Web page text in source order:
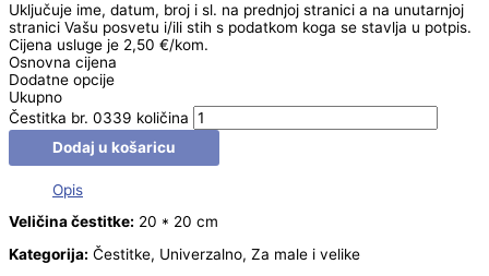
Uključuje ime, datum, broj i sl. na prednjoj stranici a na unutarnjoj
stranici Vašu posvetu i/ili stih s podatkom koga se stavlja u potpis.
Cijena usluge je 2,50 €/kom.
Osnovna cijena
Dodatne opcije
Ukupno
Čestitka br. 0339 količina
Dodaj u košaricu
Opis
Veličina čestitke: 20 * 20 cm
Kategorija: Čestitke, Univerzalno, Za male i velike